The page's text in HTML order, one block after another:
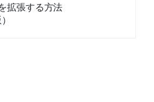
拡張する方法